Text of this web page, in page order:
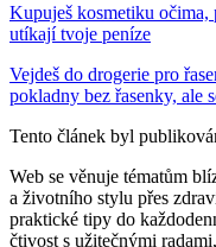
Kupuješ kosmetiku očima,
utíkají tvoje peníze
Vejdeš do drogerie pro
pokladny bez řasenky, ale
Tento článek byl
Web se věnuje tématům
a životního stylu přes
praktické tipy do
čtivost s užitečnými